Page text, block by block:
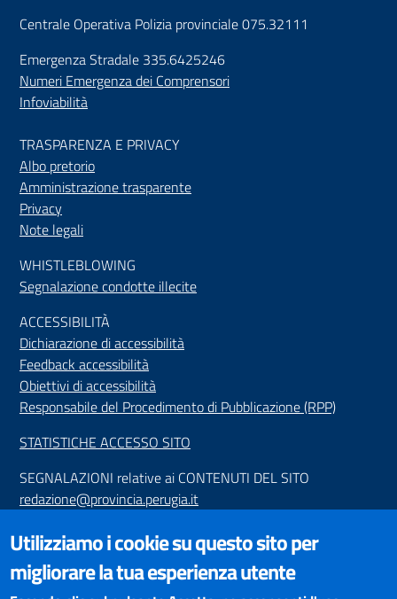
Centrale Operativa Polizia provinciale 075.32111
Emergenza Stradale 335.6425246
Numeri Emergenza dei Comprensori
Infoviabilità
TRASPARENZA E PRIVACY
Albo pretorio
Amministrazione trasparente
Privacy
Note legali
WHISTLEBLOWING
Segnalazione condotte illecite
ACCESSIBILITÀ
Dichiarazione di accessibilità
Feedback accessibilità
Obiettivi di accessibilità
Responsabile del Procedimento di Pubblicazione (RPP)
STATISTICHE ACCESSO SITO
SEGNALAZIONI relative ai CONTENUTI DEL SITO
redazione@provincia.perugia.it
VISUALIZZAZIONE CONTENUTI
Il sito internet della Provincia di Perugia è ottimizzato per
essere visualizzato dai principali browser aggiornati. L'uso di
Utilizziamo i cookie su questo sito per
migliorare la tua esperienza utente